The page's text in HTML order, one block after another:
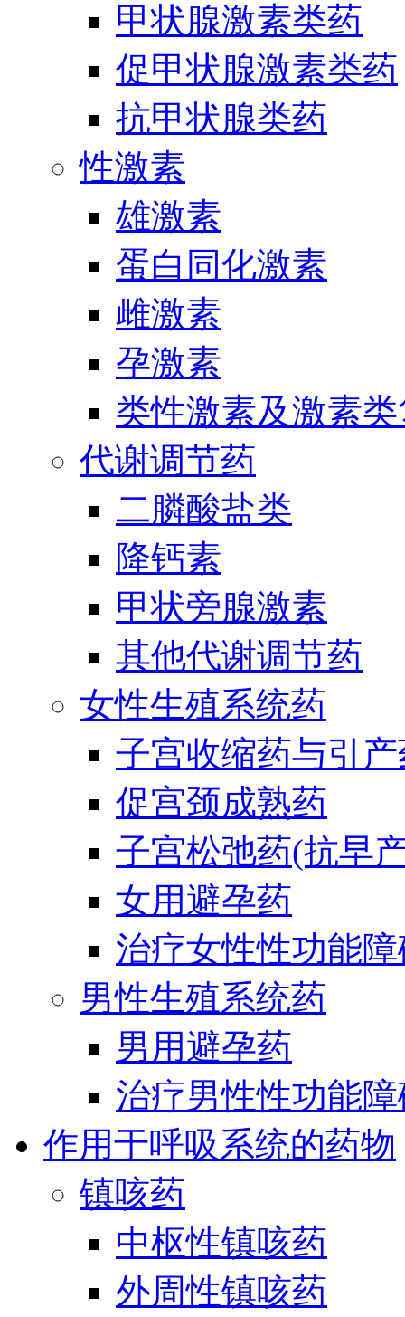
甲状腺激素类药
促甲状腺激素类药
抗甲状腺类药
性激素
雄激素
蛋白同化激素
雌激素
孕激素
类性激素及激素
代谢调节药
二膦酸盐类
降钙素
甲状旁腺激素
其他代谢调节药
女性生殖系统药
子宫收缩药与引
促宫颈成熟药
子宫松弛药(抗早
女用避孕药
治疗女性性功能
男性生殖系统药
男用避孕药
治疗男性性功能
作用于呼吸系统的药物
镇咳药
中枢性镇咳药
外周性镇咳药